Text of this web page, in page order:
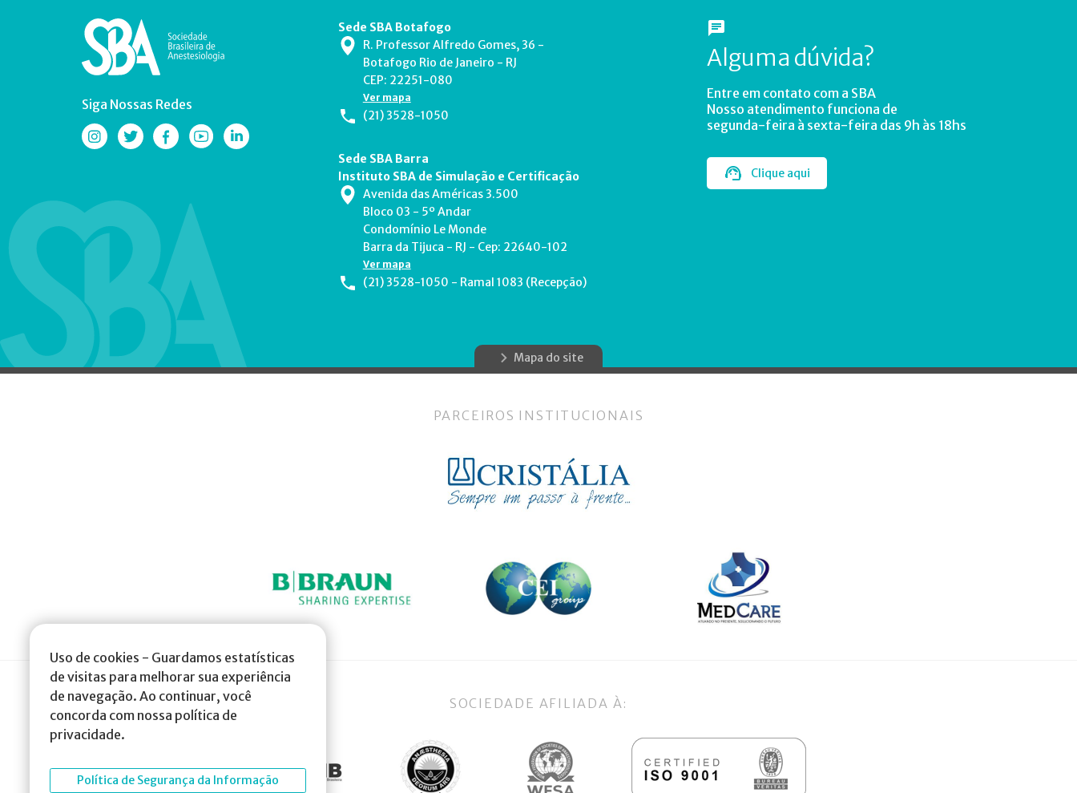
Uso de cookies - Guardamos estatísticas
de visitas para melhorar sua experiência
de navegação. Ao continuar, você
concorda com nossa política de
privacidade.
Política de Segurança da Informação
Siga Nossas Redes
Sede SBA Botafogo
R. Professor Alfredo Gomes, 36 -
Botafogo Rio de Janeiro - RJ
CEP: 22251-080
Ver mapa
(21) 3528-1050
Sede SBA Barra
Instituto SBA de Simulação e Certificação
Avenida das Américas 3.500
Bloco 03 - 5º Andar
Condomínio Le Monde
Barra da Tijuca - RJ - Cep: 22640-102
Ver mapa
(21) 3528-1050 - Ramal 1083 (Recepção)
Alguma dúvida?
Entre em contato com a SBA
Nosso atendimento funciona de
segunda-feira à sexta-feira das 9h às 18hs
Clique aqui
Mapa do site
PARCEIROS INSTITUCIONAIS
SOCIEDADE AFILIADA À: